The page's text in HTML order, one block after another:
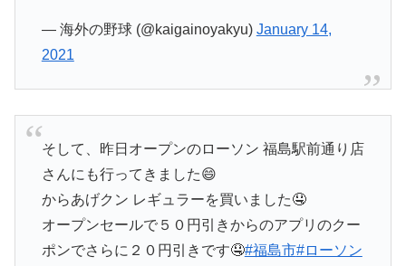
— 海外の野球 (@kaigainoyakyu) January 14,
2021
そして、昨日オープンのローソン 福島駅前通り店
さんにも行ってきました😄
からあげクン レギュラーを買いました🤤
オープンセールで５０円引きからのアプリのクー
ポンでさらに２０円引きです🤤#福島市#ローソン